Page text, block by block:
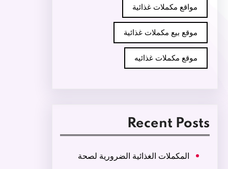
مواقع مكملات غذائية
موقع بيع مكملات غذائية
موقع مكملات غذائيه
Recent Posts
المكملات الغذائية الضرورية لصحة